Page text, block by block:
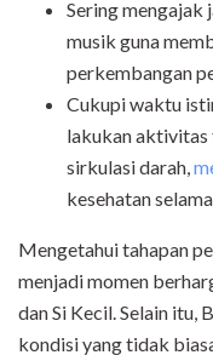
Sering mengajak
musik guna
perkembangan
Cukupi waktu
lakukan aktivitas
sirkulasi darah,
kesehatan
Mengetahui tahapan
menjadi momen
dan Si Kecil. Selain itu,
kondisi yang tidak